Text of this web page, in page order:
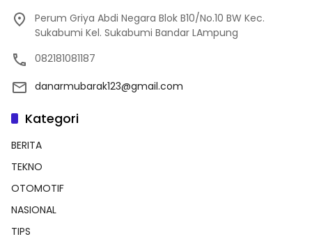
Perum Griya Abdi Negara Blok B10/No.10 BW Kec.
Sukabumi Kel. Sukabumi Bandar LAmpung
082181081187
danarmubarak123@gmail.com
Kategori
BERITA
TEKNO
OTOMOTIF
NASIONAL
TIPS